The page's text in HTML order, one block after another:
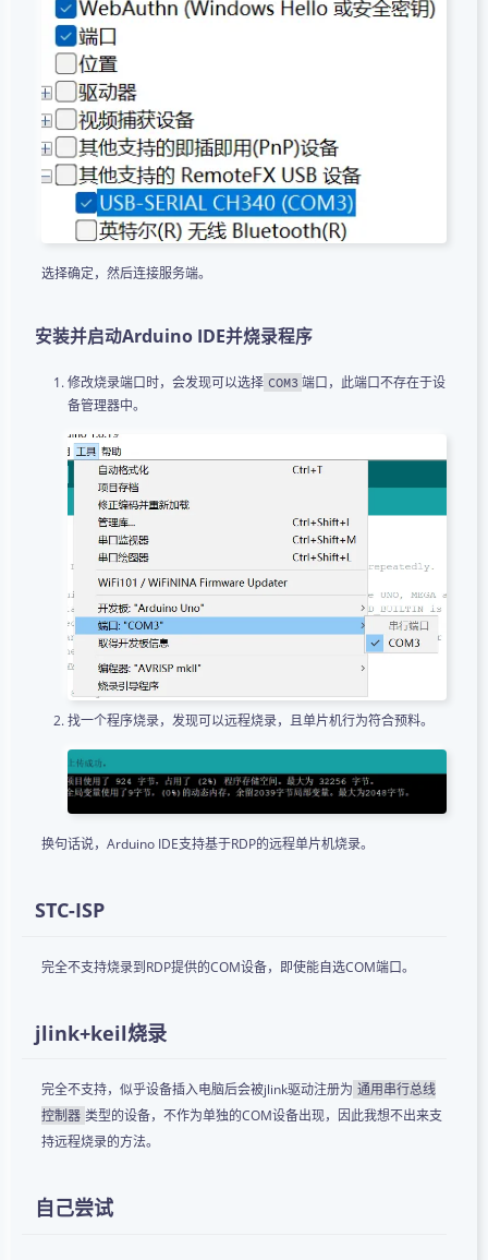
选择确定，然后连接服务端。
安装并启动Arduino IDE并烧录程序
修改烧录端口时，会发现可以选择 COM3 端口，此端口不存在于设
备管理器中。
找一个程序烧录，发现可以远程烧录，且单片机行为符合预料。
换句话说，Arduino IDE支持基于RDP的远程单片机烧录。
STC-ISP
完全不支持烧录到RDP提供的COM设备，即使能自选COM端口。
jlink+keil烧录
完全不支持，似乎设备插入电脑后会被jlink驱动注册为 通用串行总线
控制器 类型的设备，不作为单独的COM设备出现，因此我想不出来支
持远程烧录的方法。
自己尝试